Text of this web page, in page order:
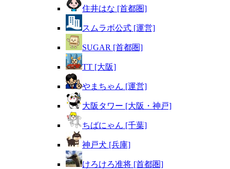
住井はな [首都圏]
スムラボ公式 [運営]
SUGAR [首都圏]
TT [大阪]
やまちゃん [運営]
大阪タワー [大阪・神戸]
ちばにゃん [千葉]
神戸犬 [兵庫]
けろけろ准将 [首都圏]